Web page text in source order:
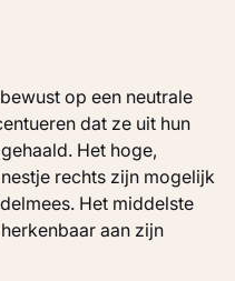
op een neutrale
dat ze uit hun
Het hoge,
rechts zijn mogelijk
Het middelste
aan zijn